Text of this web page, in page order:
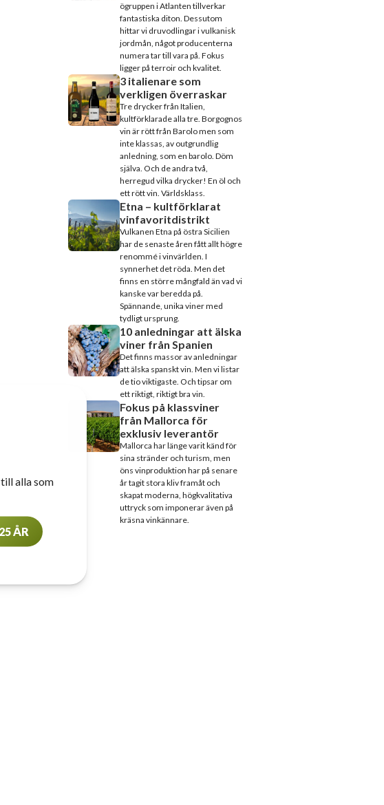
ögruppen i Atlanten tillverkar
fantastiska diton. Dessutom
hittar vi druvodlingar i vulkanisk
jordmån, något producenterna
numera tar till vara på. Fokus
ligger på terroir och kvalitet.
3 italienare som
verkligen överraskar
Tre drycker från Italien,
kultförklarade alla tre. Borgognos
vin är rött från Barolo men som
inte klassas, av outgrundlig
anledning, som en barolo. Döm
själva. Och de andra två,
herregud vilka drycker! En öl och
ett rött vin. Världsklass.
Etna – kultförklarat
vinfavoritdistrikt
Vulkanen Etna på östra Sicilien
har de senaste åren fått allt högre
renommé i vinvärlden. I
synnerhet det röda. Men det
finns en större mångfald än vad vi
kanske var beredda på.
Spännande, unika viner med
tydligt ursprung.
10 anledningar att älska
viner från Spanien
Det finns massor av anledningar
att älska spanskt vin. Men vi listar
de tio viktigaste. Och tipsar om
ett riktigt, riktigt bra vin.
Fokus på klassviner
från Mallorca för
exklusiv leverantör
Mallorca har länge varit känd för
sina stränder och turism, men
öns vinproduktion har på senare
år tagit stora kliv framåt och
skapat moderna, högkvalitativa
uttryck som imponerar även på
kräsna vinkännare.
alla som
ÅR